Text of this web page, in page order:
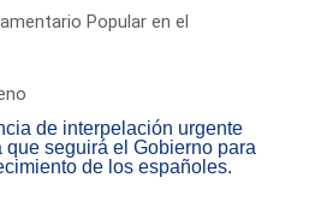
Popular en el
de interpelación urgente
que seguirá el Gobierno para
de los españoles.